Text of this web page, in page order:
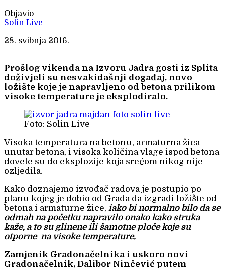
Objavio
Solin Live
-
28. svibnja 2016.
Prošlog vikenda na Izvoru Jadra gosti iz Splita
doživjeli su nesvakidašnji događaj, novo
ložište koje je napravljeno od betona prilikom
visoke temperature je eksplodiralo.
Foto: Solin Live
Visoka temperatura na betonu, armaturna žica
unutar betona, i visoka količina vlage ispod betona
dovele su do eksplozije koja srećom nikog nije
ozljedila.
Kako doznajemo izvođač radova je postupio po
planu kojeg je dobio od Grada da izgradi ložište od
betona i armaturne žice, iako bi normalno bilo da se
odmah na početku napravilo onako kako struka
kaže, a to su glinene ili šamotne ploče koje su
otporne na visoke temperature.
Zamjenik Gradonačelnika i uskoro novi
Gradonačelnik, Dalibor Ninčević putem